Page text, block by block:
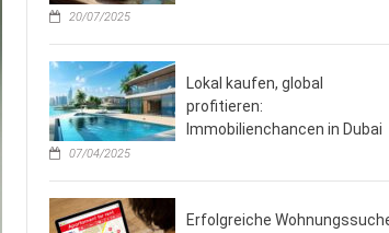
20/07/2025
Lokal kaufen, global
profitieren:
Immobilienchancen in Dubai
07/04/2025
Erfolgreiche